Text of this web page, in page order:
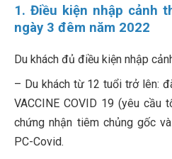
1. Điều kiện nhập cảnh
ngày 3 đêm năm 2022
Du khách đủ điều kiện nhập
– Du khách từ 12 tuổi trở lên:
VACCINE COVID 19 (yêu
chứng nhận tiêm chủng gốc
PC-Covid.